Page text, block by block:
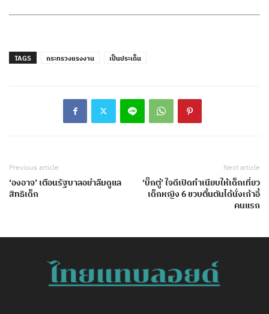
TAGS กระทรวงแรงงาน เป็นประเด็น
Previous article
‘องอาจ’ เตือนรัฐบาลอย่าลืมดูแล
สิทธิเด็ก
Next article
‘บิ๊กตู่’ ใจดีเปิดทำเนียบให้เด็กเที่ยว
เด็กหญิง 6 ขวบตื้นตันได้นั่งเก้าอี้
คนแรก